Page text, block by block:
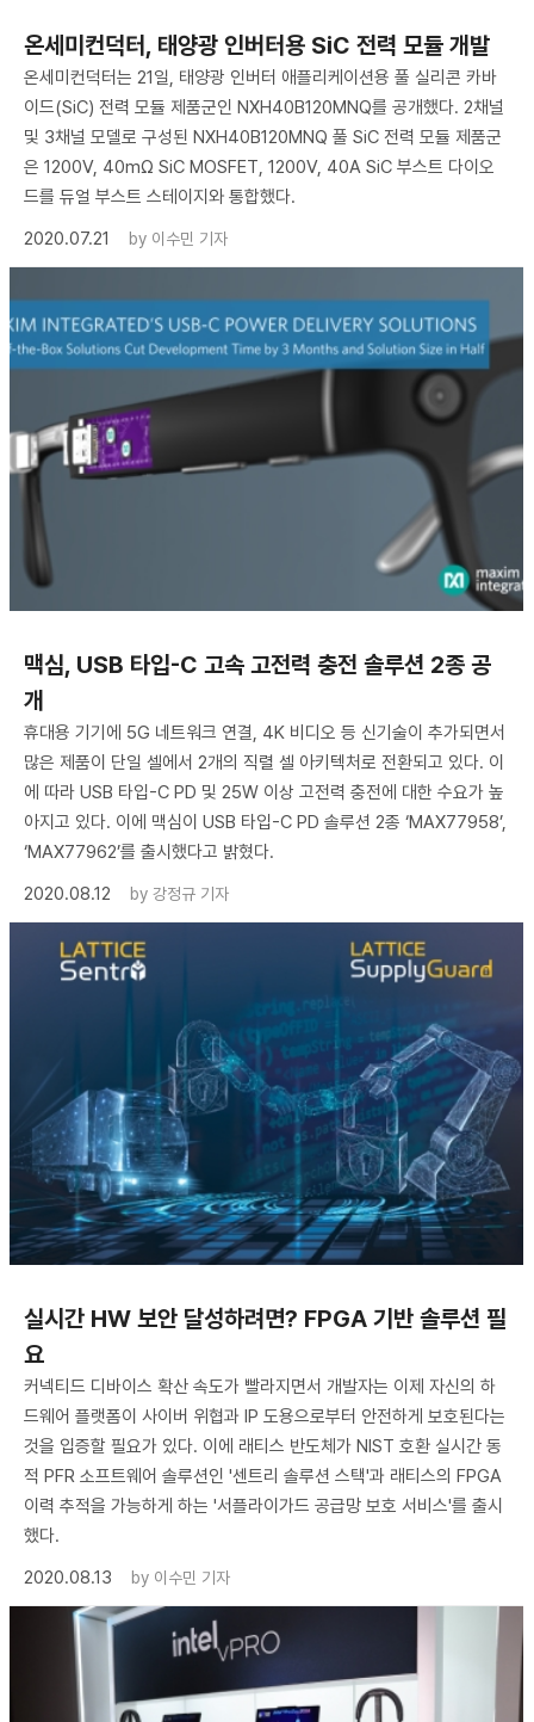
온세미컨덕터, 태양광 인버터용 SiC 전력 모듈 개발
온세미컨덕터는 21일, 태양광 인버터 애플리케이션용 풀 실리콘 카바
이드(SiC) 전력 모듈 제품군인 NXH40B120MNQ를 공개했다. 2채널
및 3채널 모델로 구성된 NXH40B120MNQ 풀 SiC 전력 모듈 제품군
은 1200V, 40mΩ SiC MOSFET, 1200V, 40A SiC 부스트 다이오
드를 듀얼 부스트 스테이지와 통합했다.
2020.07.21
by 이수민 기자
맥심, USB 타입-C 고속 고전력 충전 솔루션 2종 공
개
휴대용 기기에 5G 네트워크 연결, 4K 비디오 등 신기술이 추가되면서
많은 제품이 단일 셀에서 2개의 직렬 셀 아키텍처로 전환되고 있다. 이
에 따라 USB 타입-C PD 및 25W 이상 고전력 충전에 대한 수요가 높
아지고 있다. 이에 맥심이 USB 타입-C PD 솔루션 2종 ‘MAX77958’,
‘MAX77962’를 출시했다고 밝혔다.
2020.08.12
by 강정규 기자
실시간 HW 보안 달성하려면? FPGA 기반 솔루션 필
요
커넥티드 디바이스 확산 속도가 빨라지면서 개발자는 이제 자신의 하
드웨어 플랫폼이 사이버 위협과 IP 도용으로부터 안전하게 보호된다는
것을 입증할 필요가 있다. 이에 래티스 반도체가 NIST 호환 실시간 동
적 PFR 소프트웨어 솔루션인 '센트리 솔루션 스택'과 래티스의 FPGA
이력 추적을 가능하게 하는 '서플라이가드 공급망 보호 서비스'를 출시
했다.
2020.08.13
by 이수민 기자